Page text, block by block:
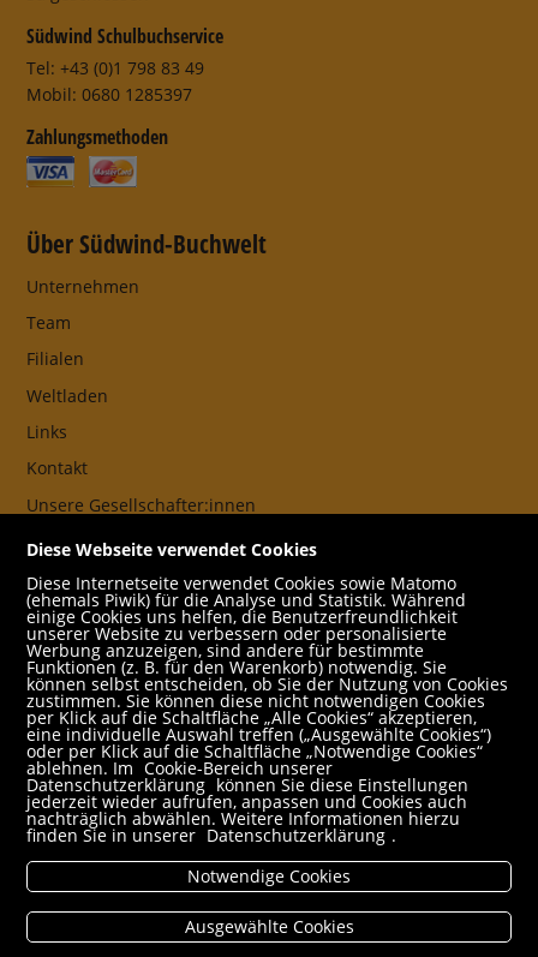
Südwind Schulbuchservice
Tel: +43 (0)1 798 83 49
Mobil: 0680 1285397
Zahlungsmethoden
Über Südwind-Buchwelt
Unternehmen
Team
Filialen
Weltladen
Links
Kontakt
Unsere Gesellschafter:innen
AGB
Impressum
Datenschutz- und Cookieerklärung
Freund:innen
Service
Jobs
Newsletter abonnieren
Schulbuchservice
Rund um den Einkauf
Versandbedingungen
Filialabholung
Diese Webseite verwendet Cookies
Diese Internetseite verwendet Cookies sowie Matomo
(ehemals Piwik) für die Analyse und Statistik. Während
einige Cookies uns helfen, die Benutzerfreundlichkeit
unserer Website zu verbessern oder personalisierte
Werbung anzuzeigen, sind andere für bestimmte
Funktionen (z. B. für den Warenkorb) notwendig. Sie
können selbst entscheiden, ob Sie der Nutzung von Cookies
zustimmen. Sie können diese nicht notwendigen Cookies
per Klick auf die Schaltfläche „Alle Cookies“ akzeptieren,
eine individuelle Auswahl treffen („Ausgewählte Cookies“)
oder per Klick auf die Schaltfläche „Notwendige Cookies“
ablehnen. Im Cookie-Bereich unserer
Datenschutzerklärung können Sie diese Einstellungen
jederzeit wieder aufrufen, anpassen und Cookies auch
nachträglich abwählen. Weitere Informationen hierzu
finden Sie in unserer Datenschutzerklärung .
Notwendige Cookies
Ausgewählte Cookies